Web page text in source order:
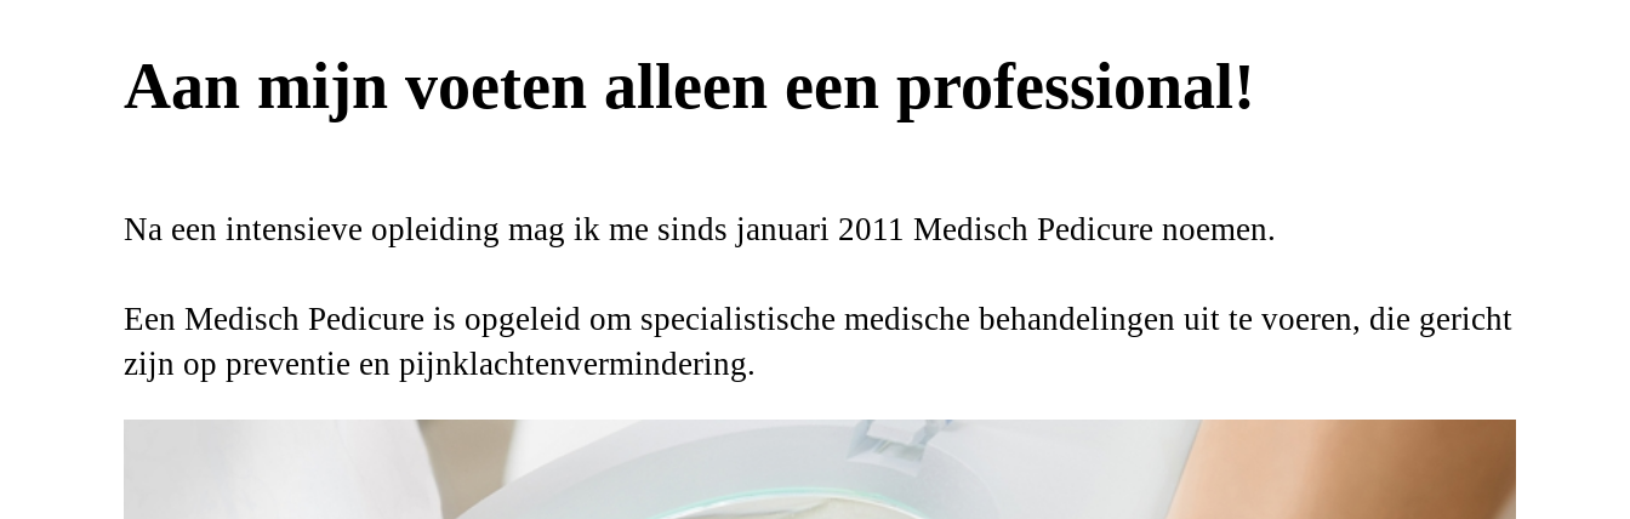
Aan mijn voeten alleen een professional!
Na een intensieve opleiding mag ik me sinds januari 2011 Medisch Pedicure noemen.
Een Medisch Pedicure is opgeleid om specialistische medische behandelingen uit te voeren, die gericht
zijn op preventie en pijnklachtenvermindering.